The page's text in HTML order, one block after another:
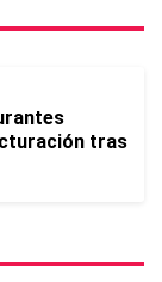
tras